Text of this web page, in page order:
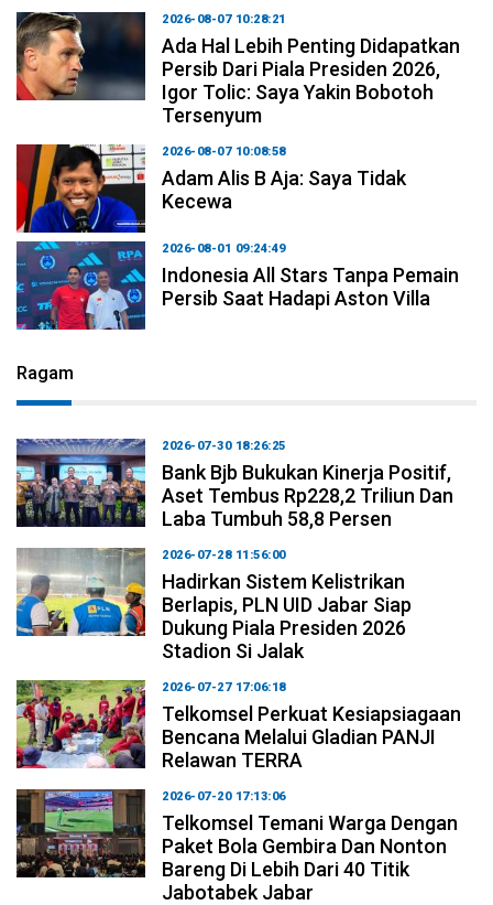
2026-08-07 10:28:21
Ada Hal Lebih Penting Didapatkan
Persib Dari Piala Presiden 2026,
Igor Tolic: Saya Yakin Bobotoh
Tersenyum
2026-08-07 10:08:58
Adam Alis B Aja: Saya Tidak
Kecewa
2026-08-01 09:24:49
Indonesia All Stars Tanpa Pemain
Persib Saat Hadapi Aston Villa
Ragam
2026-07-30 18:26:25
Bank Bjb Bukukan Kinerja Positif,
Aset Tembus Rp228,2 Triliun Dan
Laba Tumbuh 58,8 Persen
2026-07-28 11:56:00
Hadirkan Sistem Kelistrikan
Berlapis, PLN UID Jabar Siap
Dukung Piala Presiden 2026
Stadion Si Jalak
2026-07-27 17:06:18
Telkomsel Perkuat Kesiapsiagaan
Bencana Melalui Gladian PANJI
Relawan TERRA
2026-07-20 17:13:06
Telkomsel Temani Warga Dengan
Paket Bola Gembira Dan Nonton
Bareng Di Lebih Dari 40 Titik
Jabotabek Jabar